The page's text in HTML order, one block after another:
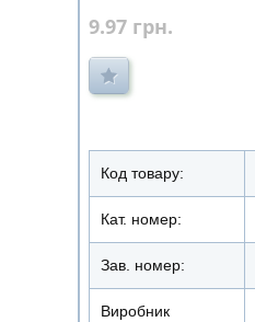
9.97 грн.
Код товару:
Кат. номер:
Зав. номер:
Виробник